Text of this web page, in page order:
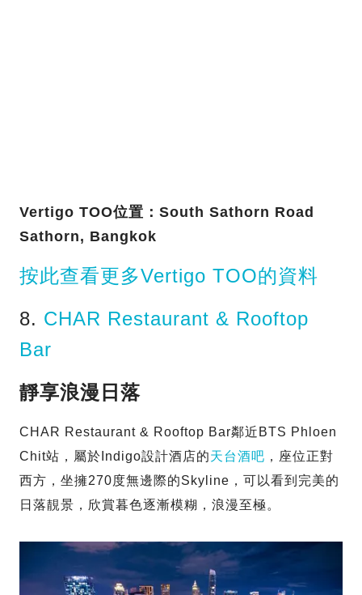
Vertigo TOO位置：South Sathorn Road
Sathorn, Bangkok
按此查看更多Vertigo TOO的資料
8. CHAR Restaurant & Rooftop
Bar
靜享浪漫日落
CHAR Restaurant & Rooftop Bar鄰近BTS Phloen
Chit站，屬於Indigo設計酒店的天台酒吧 ，座位正對
西方，坐擁270度無邊際的Skyline，可以看到完美的
日落靚景，欣賞暮色逐漸模糊，浪漫至極。